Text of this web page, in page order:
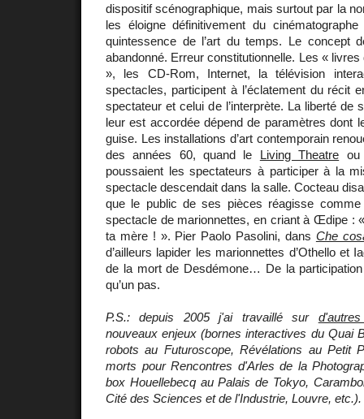
dispositif scénographique, mais surtout par la
les éloigne définitivement du cinématographe
quintessence de l’art du temps. Le concept
abandonné. Erreur constitutionnelle. Les «
», les CD-Rom, Internet, la télévision
spectacles, participent à l’éclatement du récit
spectateur et celui de l’interprète. La liberté de
leur est accordée dépend de paramètres dont
guise. Les installations d’art contemporain
des années 60, quand le Living Theatre
poussaient les spectateurs à participer à la
spectacle descendait dans la salle. Cocteau
que le public de ses pièces réagisse
spectacle de marionnettes, en criant à Œdipe : «
ta mère ! ». Pier Paolo Pasolini, dans Che
d’ailleurs lapider les marionnettes d’Othello et
de la mort de Desdémone… De la participation
qu’un pas.
P.S.: depuis 2005 j'ai travaillé sur
nouveaux enjeux (bornes interactives du Quai
robots au Futuroscope, Révélations au Petit
morts pour Rencontres d'Arles de la
box Houellebecq au Palais de Tokyo,
Cité des Sciences et de l'Industrie, Louvre, etc.).